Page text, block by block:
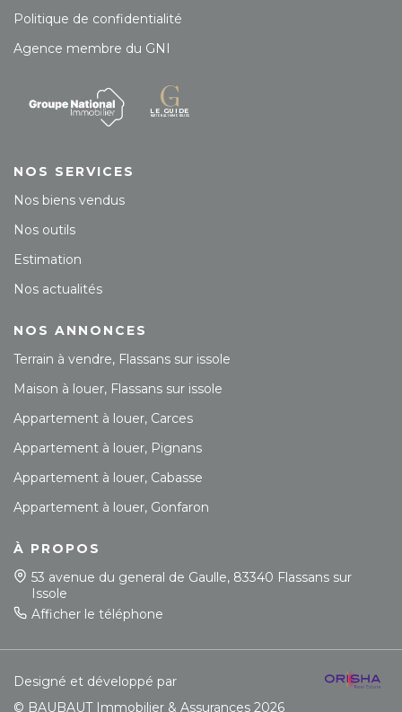
Politique de confidentialité
Agence membre du GNI
NOS SERVICES
Nos biens vendus
Nos outils
Estimation
Nos actualités
NOS ANNONCES
Terrain à vendre, Flassans sur issole
Maison à louer, Flassans sur issole
Appartement à louer, Carces
Appartement à louer, Pignans
Appartement à louer, Cabasse
Appartement à louer, Gonfaron
À PROPOS
53 avenue du general de Gaulle, 83340 Flassans sur
Issole
Afficher le téléphone
Designé et développé par
© BAUBAUT Immobilier & Assurances 2026